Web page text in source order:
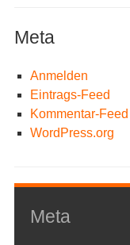
Meta
Anmelden
Eintrags-Feed
Kommentar-Feed
WordPress.org
Meta